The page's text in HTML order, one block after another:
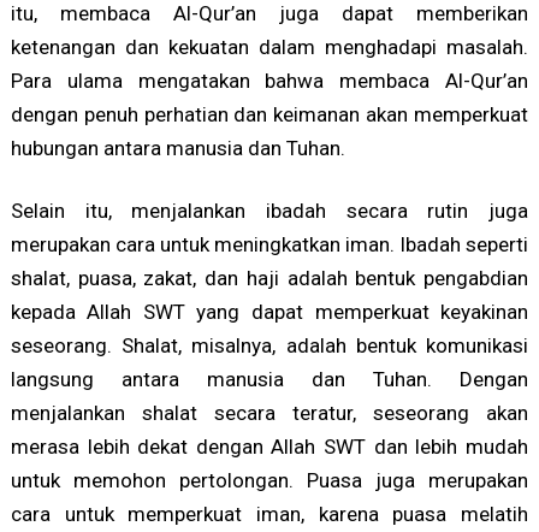
itu, membaca Al-Qur’an juga dapat memberikan
ketenangan dan kekuatan dalam menghadapi masalah.
Para ulama mengatakan bahwa membaca Al-Qur’an
dengan penuh perhatian dan keimanan akan memperkuat
hubungan antara manusia dan Tuhan.
Selain itu, menjalankan ibadah secara rutin juga
merupakan cara untuk meningkatkan iman. Ibadah seperti
shalat, puasa, zakat, dan haji adalah bentuk pengabdian
kepada Allah SWT yang dapat memperkuat keyakinan
seseorang. Shalat, misalnya, adalah bentuk komunikasi
langsung antara manusia dan Tuhan. Dengan
menjalankan shalat secara teratur, seseorang akan
merasa lebih dekat dengan Allah SWT dan lebih mudah
untuk memohon pertolongan. Puasa juga merupakan
cara untuk memperkuat iman, karena puasa melatih